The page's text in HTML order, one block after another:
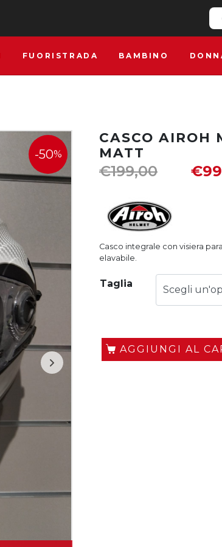
FUORISTRADA BAMBINO
-50%
CASCO AIROH
MATT
€199,00 €
Casco integrale con visiera
elavabile.
Taglia
AGGIUNGI AL